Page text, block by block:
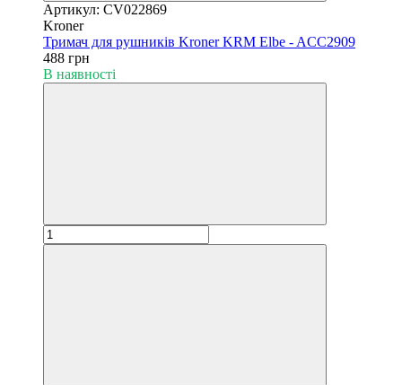
Артикул: CV022869
Kroner
Тримач для рушників Kroner KRM Elbe - ACC2909
488 грн
В наявності